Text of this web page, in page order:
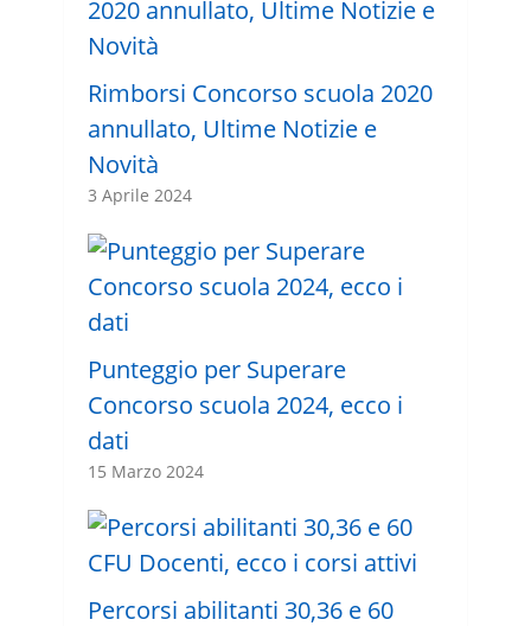
Rimborsi Concorso scuola 2020
annullato, Ultime Notizie e
Novità
3 Aprile 2024
Punteggio per Superare
Concorso scuola 2024, ecco i
dati
15 Marzo 2024
Percorsi abilitanti 30,36 e 60